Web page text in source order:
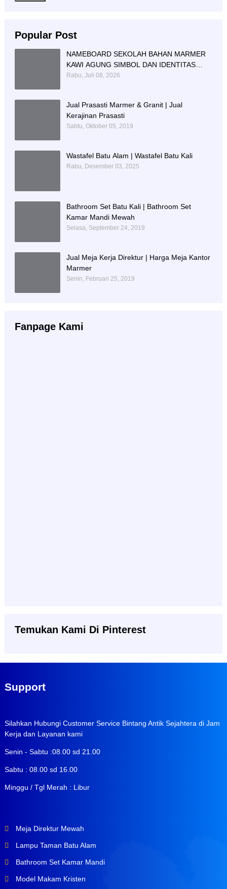
Popular Post
NAMEBOARD SEKOLAH BAHAN MARMER
KAWI AGUNG SIMBOL DAN IDENTITAS
PENDIDIKAN
Rabu, Juli 08, 2026
Jual Prasasti Marmer & Granit | Jual
Kerajinan Prasasti
Sabtu, Oktober 05, 2019
Wastafel Batu Alam | Wastafel Batu Kali
Rabu, Desember 03, 2025
Bathroom Set Batu Kali | Bathroom Set
Kamar Mandi Mewah
Selasa, September 24, 2019
Jual Meja Kerja Direktur | Harga Meja Kantor
Marmer
Senin, Februari 25, 2019
Fanpage Kami
Temukan Kami Di Pinterest
Support
Silahkan Hubungi Customer Service Bintang Antik Sejahtera di Jam
Kerja dan Layanan kami
Senin - Sabtu :08.00 sd 21.00
Sabtu : 08.00 sd 16.00
Minggu / Tgl Merah : Libur
Meja Direktur Mewah
Lampu Taman Batu Alam
Bathroom Set Kamar Mandi
Model Makam Kristen